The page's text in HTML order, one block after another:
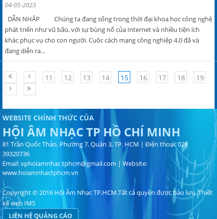
04-05-2023
DẪN NHẬP Chúng ta đang sống trong thời đại khoa học công nghệ
phát triển như vũ bão, với sự bùng nổ của Internet và nhiều tiện ích
khác phục vụ cho con người. Cuộc cách mạng công nghiệp 4.0 đã và
đang diễn ra...
11 12 13 14 15 16 17 18 19
WEBSITE CHÍNH THỨC CỦA
HỘI ÂM NHẠC TP HỒ CHÍ MINH
81 Trần Quốc Thảo, Phường 7, Quận 3, TP. HCM | Điện thoại: 028
39320736
Email:vphoiamnhac.tphcm@gmail.com | Website:
www.hoiamnhactphcm.vn
Copyright © 2016 Hội Âm Nhạc TP.HCM.Tất cả quyền được bảo lưu.Thiết
kế web IMS